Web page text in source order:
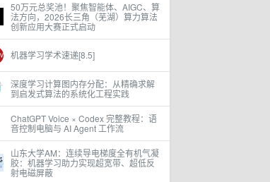
50万元总奖池！聚焦智能体、AIGC、算
法方向，2026长三角（芜湖）算力算法
创新应用大赛正式启动
机器学习学术速递[8.5]
深度学习计算图内存分配：从精确求解
到启发式算法的系统化工程实践
ChatGPT Voice × Codex 完整教程：语
音控制电脑与 AI Agent 工作流
山东大学AM：连续导电梯度全有机气凝
胶：机器学习助力实现超宽带、超低反
射电磁屏蔽